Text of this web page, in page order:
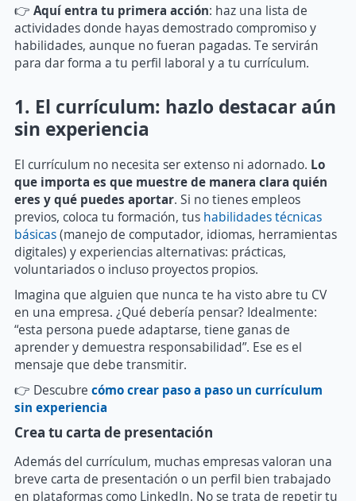
👉 Aquí entra tu primera acción: haz una lista de
actividades donde hayas demostrado compromiso y
habilidades, aunque no fueran pagadas. Te servirán
para dar forma a tu perfil laboral y a tu currículum.
1. El currículum: hazlo destacar aún
sin experiencia
El currículum no necesita ser extenso ni adornado. Lo
que importa es que muestre de manera clara quién
eres y qué puedes aportar. Si no tienes empleos
previos, coloca tu formación, tus habilidades técnicas
básicas(manejo de computador, idiomas, herramientas
digitales) y experiencias alternativas: prácticas,
voluntariados o incluso proyectos propios.
Imagina que alguien que nunca te ha visto abre tu CV
en una empresa. ¿Qué debería pensar? Idealmente:
“esta persona puede adaptarse, tiene ganas de
aprender y demuestra responsabilidad”. Ese es el
mensaje que debe transmitir.
👉 Descubre cómo crear paso a paso un currículum
sin experiencia
Crea tu carta de presentación
Además del currículum, muchas empresas valoran una
breve carta de presentación o un perfil bien trabajado
en plataformas como LinkedIn. No se trata de repetir tu